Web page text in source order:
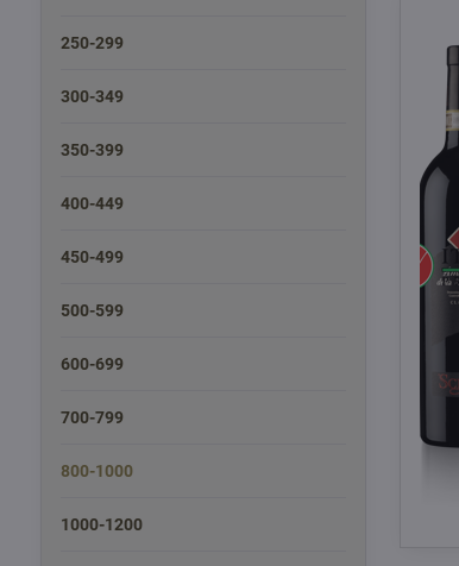
250-299
300-349
350-399
400-449
450-499
500-599
600-699
700-799
800-1000
1000-1200